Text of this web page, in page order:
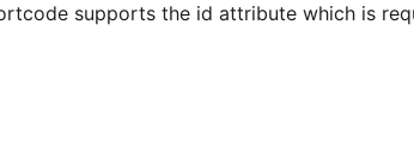
supports the id attribute which is